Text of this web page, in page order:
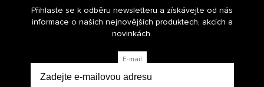
Přihlaste se k odběru newsletteru a získávejte od nás
informace o našich nejnovějších produktech, akcích a
novinkách.
E-mail